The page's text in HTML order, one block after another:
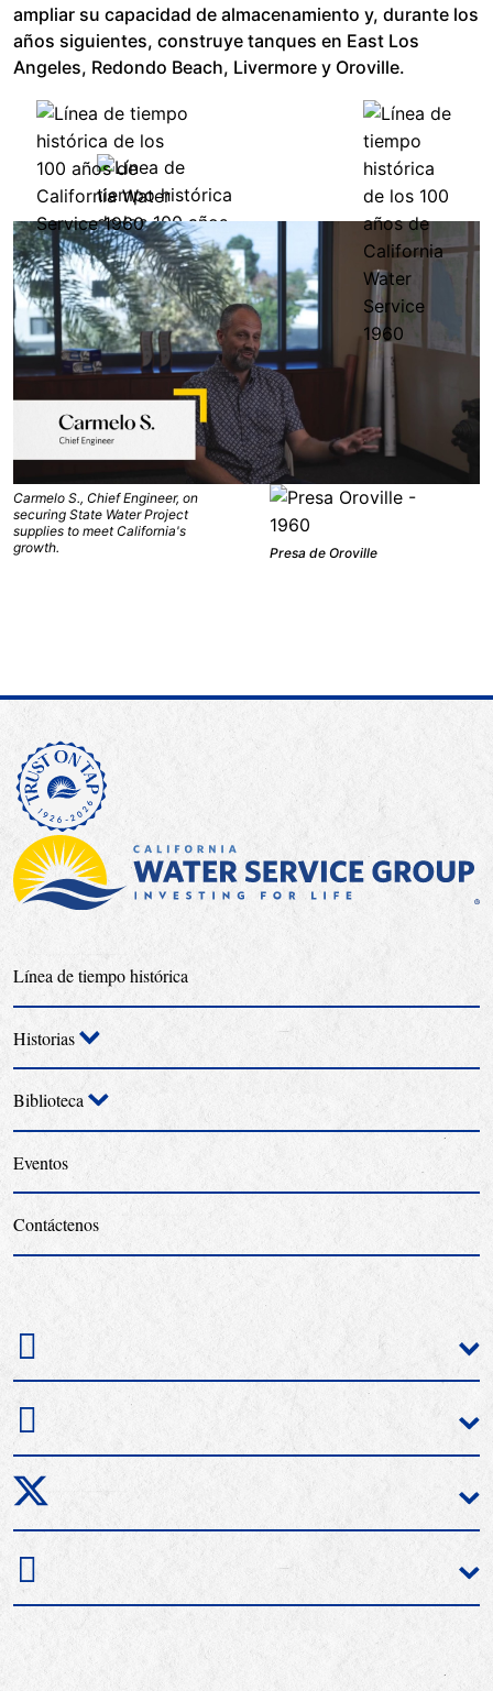
ampliar su capacidad de almacenamiento y, durante los
años siguientes, construye tanques en East Los
Angeles, Redondo Beach, Livermore y Oroville.
Presa de Oroville
Línea de tiempo histórica
Historias
Biblioteca
Eventos
Contáctenos